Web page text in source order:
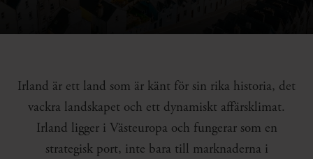
Irland är ett land som är känt för sin rika historia, det
vackra landskapet och ett dynamiskt affärsklimat.
Irland ligger i Västeuropa och fungerar som en
strategisk port, inte bara till marknaderna i